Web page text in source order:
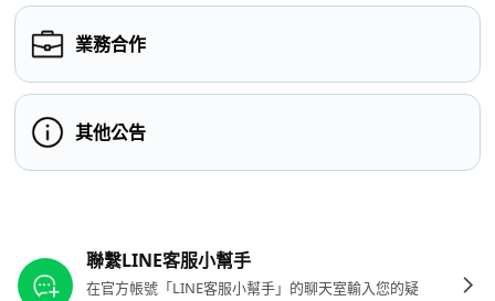
業務合作
其他公告
聯繫LINE客服小幫手
在官方帳號「LINE客服小幫手」的聊天室輸入您的疑